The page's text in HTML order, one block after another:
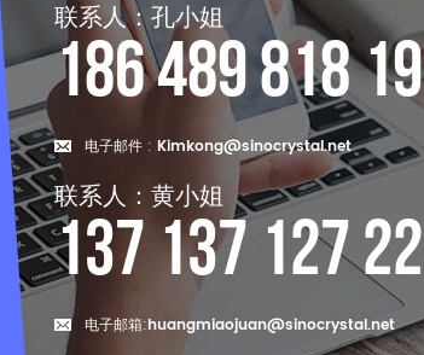
联系人：孔小姐
186 489 818 19
电子邮件 : Kimkong@sinocrystal.net
联系人：黄小姐
137 137 127 22
电子邮箱:huangmiaojuan@sinocrystal.net